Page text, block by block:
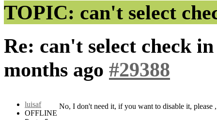
TOPIC: can't select
Re: can't select check
months ago #29388
luisaf
OFFLINE
No, I don't need it, if you want to disable it, please